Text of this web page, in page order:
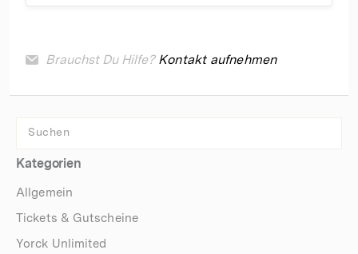
Brauchst Du Hilfe? Kontakt aufnehmen
Kategorien
Allgemein
Tickets & Gutscheine
Yorck Unlimited